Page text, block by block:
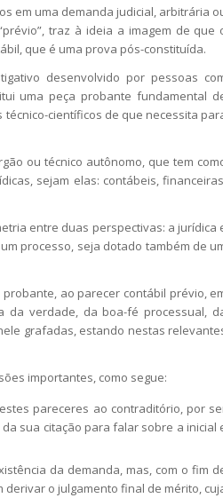
em uma demanda judicial, arbitrária
traz à ideia a imagem de que
que é uma prova pós-constituída.
desenvolvido por pessoas
uma peça probante fundamental
científicos de que necessita
ou técnico autônomo, que tem
sejam elas: contábeis,
entre duas perspectivas: a jurídica
processo, seja dotado também de
ao parecer contábil prévio,
da verdade, da boa-fé processual,
grafadas, estando nestas
importantes, como segue:
pareceres ao contraditório, por
sua citação para falar sobre a inicial
da demanda, mas, com o fim
o julgamento final de mérito,